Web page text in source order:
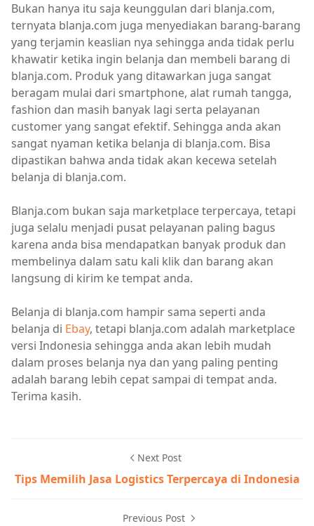
Bukan hanya itu saja keunggulan dari blanja.com,
ternyata blanja.com juga menyediakan barang-barang
yang terjamin keaslian nya sehingga anda tidak perlu
khawatir ketika ingin belanja dan membeli barang di
blanja.com. Produk yang ditawarkan juga sangat
beragam mulai dari smartphone, alat rumah tangga,
fashion dan masih banyak lagi serta pelayanan
customer yang sangat efektif. Sehingga anda akan
sangat nyaman ketika belanja di blanja.com. Bisa
dipastikan bahwa anda tidak akan kecewa setelah
belanja di blanja.com.
Blanja.com bukan saja marketplace terpercaya, tetapi
juga selalu menjadi pusat pelayanan paling bagus
karena anda bisa mendapatkan banyak produk dan
membelinya dalam satu kali klik dan barang akan
langsung di kirim ke tempat anda.
Belanja di blanja.com hampir sama seperti anda
belanja di Ebay, tetapi blanja.com adalah marketplace
versi Indonesia sehingga anda akan lebih mudah
dalam proses belanja nya dan yang paling penting
adalah barang lebih cepat sampai di tempat anda.
Terima kasih.
Next Post
Tips Memilih Jasa Logistics Terpercaya di Indonesia
Previous Post